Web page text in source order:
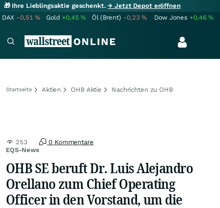
🎁 Ihre Lieblingsaktie geschenkt.→ Jetzt Depot eröffnen
DAX -0,51% Gold +0,45% Öl (Brent) -0,23% Dow Jones +0,46%
Startseite Aktien OHB Aktie Nachrichten zu OHB
EQS-News
253 0 Kommentare
OHB SE beruft Dr. Luis Alejandro
Orellano zum Chief Operating
Officer in den Vorstand, um die